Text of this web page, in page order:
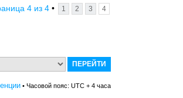
4 из 4 • 1 2 3 4
• Часовой пояс: UTC + 4 часа